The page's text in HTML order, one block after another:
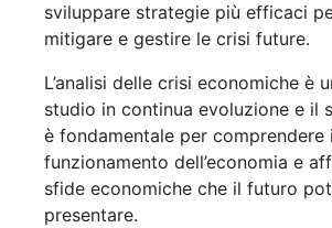
sviluppare strategie più efficaci
mitigare e gestire le crisi future.
L’analisi delle crisi economiche è
studio in continua evoluzione e il
è fondamentale per comprendere
funzionamento dell’economia e
sfide economiche che il futuro
presentare.